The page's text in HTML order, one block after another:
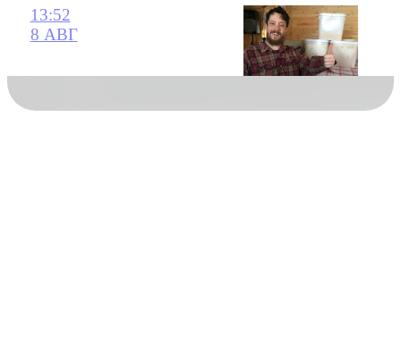
13:52
8 АВГ